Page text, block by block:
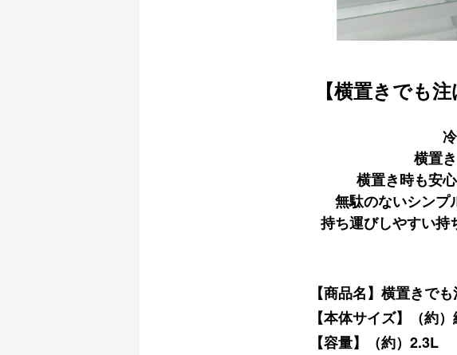
【横置きでも
横置
横置き時も安
無駄のないシンプ
持ち運びしやすい持
【商品名】横置きで
【本体サイズ】（約
【容量】（約）2.3L